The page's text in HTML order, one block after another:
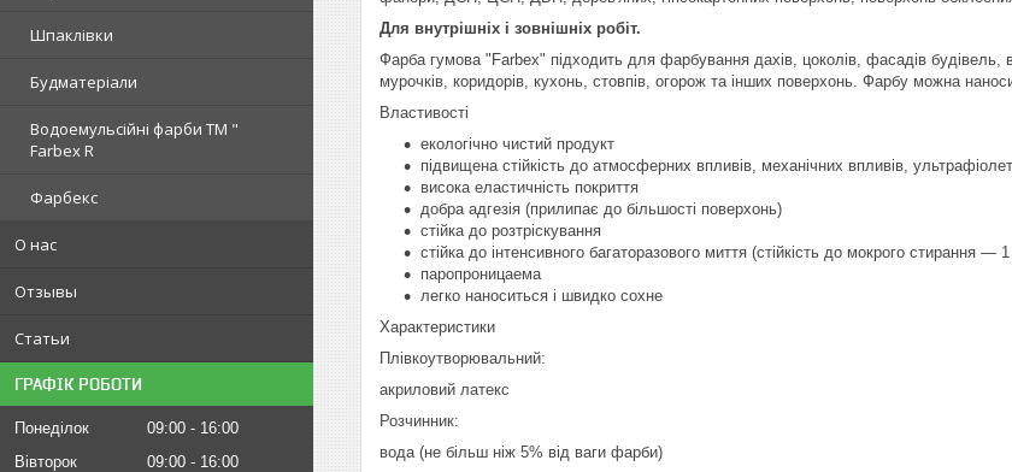
Шпаклівки
Будматеріали
Водоемульсійні фарби ТМ "
Farbex R
Фарбекс
О нас
Отзывы
Статьи
ГРАФІК РОБОТИ
Понеділок 09:00
16:00
Вівторок
09:00
16:00
Для внутрішніх і зовнішніх робіт.
Фарба гумова "Farbex" підходить для фарбування дахів, цоколів, фасадів будівель,
мурочків, коридорів, кухонь, стовпів, огорож та інших поверхонь. Фарбу можна
Властивості
екологічно чистий продукт
підвищена стійкість до атмосферних впливів, механічних впливів,
висока еластичність покриття
добра адгезія (прилипає до більшості поверхонь)
стійка до розтріскування
стійка до інтенсивного багаторазового миття (стійкість до мокрого стирання
паропроницаема
легко наноситься і швидко сохне
Характеристики
Плівкоутворювальний:
акриловий латекс
Розчинник:
вода (не більш ніж 5% від ваги фарби)